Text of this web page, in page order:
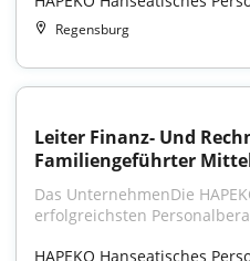
Regensburg
Leiter Finanz- Und
Familiengeführter
Das UnternehmenDie
erfolgreichsten
HAPEKO Hanseatisches